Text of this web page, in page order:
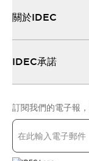
關於IDEC
IDEC承諾
訂閱我們的電子報